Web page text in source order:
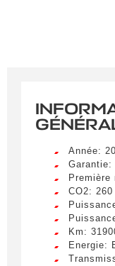
Année:
Garantie:
Première
CO2: 260
Km:
Energie: